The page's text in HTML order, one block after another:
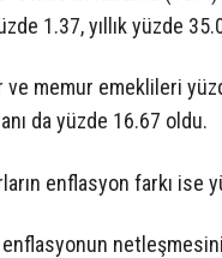
1.37, yıllık yüzde
ve memur emeklileri
da yüzde 16.67 oldu.
enflasyon farkı ise
enflasyonun